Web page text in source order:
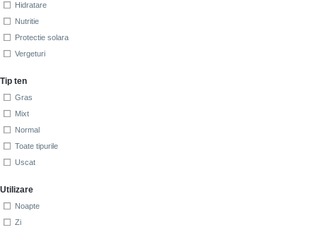
Hidratare
Nutritie
Protectie solara
Vergeturi
Tip ten
Gras
Mixt
Normal
Toate tipurile
Uscat
Utilizare
Noapte
Zi